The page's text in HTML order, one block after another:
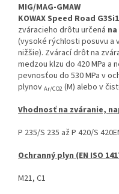
MIG/MAG-GMAW
KOWAX Speed Road G3Si1
zváracieho drôtu určená
(vysoké rýchlosti posuvu a
nižšie). Zvárací drôt na
medzou klzu do 420 MPa a
pevnosťou do 530 MPa v
plynov Ar/CO2 (M) alebo v
Vhodnosť na zváranie,
P 235/S 235 až P 420/S
Ochranný plyn (EN ISO
M21, C1